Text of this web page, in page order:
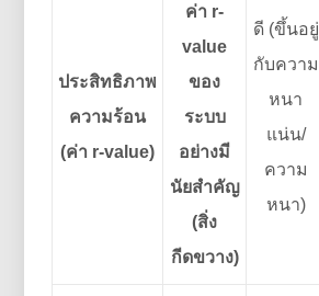
ประสิทธิภาพ
ความร้อน
(ค่า r-value)
ค่า r-
value
ของ
ระบบ
อย่างมี
นัยสำคัญ
(สิ่ง
กีดขวาง)
ดี (ขึ้นอยู่
กับความ
หนา
แน่น/
ความ
หนา)